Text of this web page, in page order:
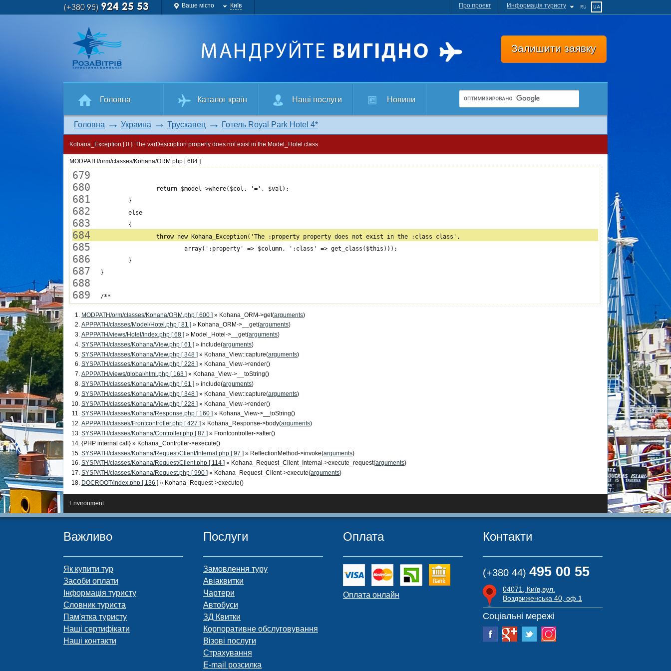
RU UA
(+380 95) 924 25 53 Ваше місто Київ Про проект Информація туристу
Залишити заявку
Головна Каталог країн Наші послуги Новини
Головна Украина Трускавец Готель Royal Park Hotel 4*
Kohana_Exception [ 0 ]: The varDescription property does not exist in the Model_Hotel class
MODPATH/orm/classes/Kohana/ORM.php [ 684 ]
679
680
681
682 else
683
684
685
686
687
688
689
MODPATH/orm/classes/Kohana/ORM.php [ 600 ] » Kohana_ORM->get(arguments)
APPPATH/classes/Model/Hotel.php [ 81 ] » Kohana_ORM->__get(arguments)
APPPATH/views/Hotel/index.php [ 68 ] » Model_Hotel->__get(arguments)
SYSPATH/classes/Kohana/View.php [ 61 ] » include(arguments)
SYSPATH/classes/Kohana/View.php [ 348 ] » Kohana_View::capture(arguments)
SYSPATH/classes/Kohana/View.php [ 228 ] » Kohana_View->render()
APPPATH/views/global/html.php [ 163 ] » Kohana_View->__toString()
SYSPATH/classes/Kohana/View.php [ 61 ] » include(arguments)
SYSPATH/classes/Kohana/View.php [ 348 ] » Kohana_View::capture(arguments)
SYSPATH/classes/Kohana/View.php [ 228 ] » Kohana_View->render()
SYSPATH/classes/Kohana/Response.php [ 160 ] » Kohana_View->__toString()
APPPATH/classes/Frontcontroller.php [ 427 ] » Kohana_Response->body(arguments)
SYSPATH/classes/Kohana/Controller.php [ 87 ] » Frontcontroller->after()
{PHP internal call} » Kohana_Controller->execute()
SYSPATH/classes/Kohana/Request/Client/Internal.php [ 97 ] » ReflectionMethod->invoke(arguments)
SYSPATH/classes/Kohana/Request/Client.php [ 114 ] » Kohana_Request_Client_Internal->execute_request(arguments)
SYSPATH/classes/Kohana/Request.php [ 990 ] » Kohana_Request_Client->execute(arguments)
DOCROOT/index.php [ 136 ] » Kohana_Request->execute()
Environment
Важливо
Як купити тур
Засоби оплати
Інформація туристу
Словник туриста
Пам'ятка туристу
Наші сертифікати
Наші контакти
Послуги
Замовлення туру
Авіаквитки
Чартери
Автобуси
ЗД Квитки
Корпоративне обслуговування
Візові послуги
Страхування
E-mail розсилка
Оплата
Оплата онлайн
Контакти
(+380 44) 495 00 55
04071, Київ,вул.
Воздвиженська 40, оф.1
Соціальні мережі